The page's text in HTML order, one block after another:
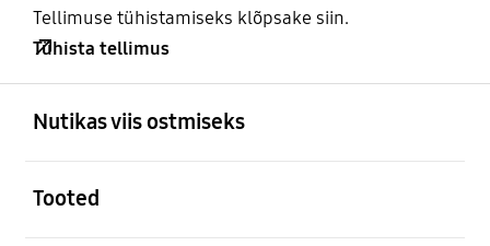
Tellimuse tühistamiseks klõpsake siin.
Tühista tellimus
Nutikas viis ostmiseks
Tooted